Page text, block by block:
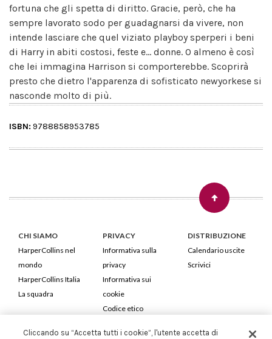
fortuna che gli spetta di diritto. Gracie, però, che ha
sempre lavorato sodo per guadagnarsi da vivere, non
intende lasciare che quel viziato playboy sperperi i beni
di Harry in abiti costosi, feste e... donne. O almeno è così
che lei immagina Harrison si comporterebbe. Scoprirà
presto che dietro l'apparenza di sofisticato newyorkese si
nasconde molto di più.
ISBN: 9788858953785
CHI SIAMO
HarperCollins nel
mondo
HarperCollins Italia
La squadra
PRIVACY
Informativa sulla
privacy
Informativa sui
cookie
Codice etico
DISTRIBUZIONE
Calendario uscite
Scrivici
Cliccando su “Accetta tutti i cookie”, l'utente accetta di